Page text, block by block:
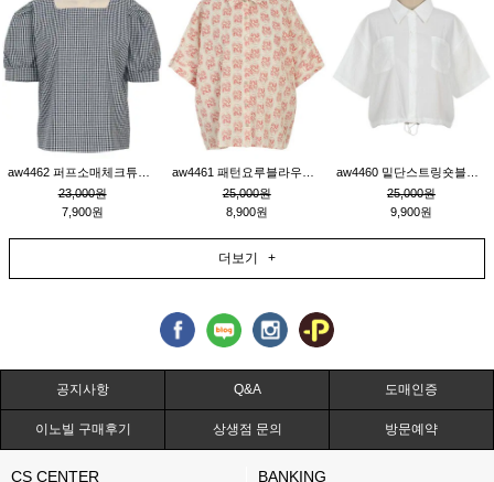
23,000원
7,900원
25,000원
8,900원
25,000원
9,900원
더보기 +
공지사항 Q&A 도매인증
이노빌 구매후기 상생점 문의 방문예약
CS CENTER BANKING